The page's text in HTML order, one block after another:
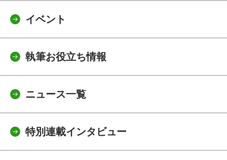
イベント
執筆お役立ち情報
ニュース一覧
特別連載インタビュー